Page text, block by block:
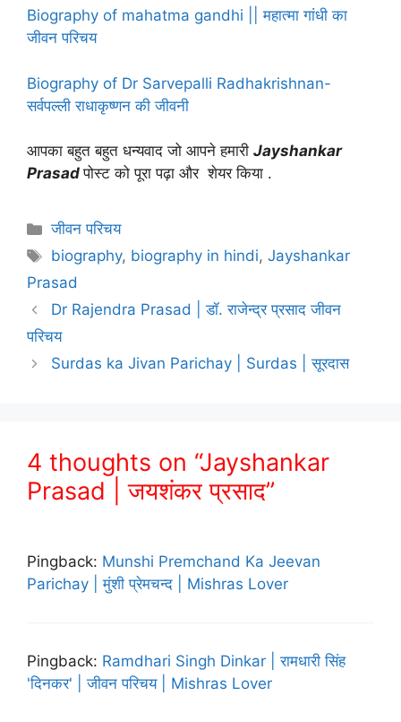
Biography of mahatma gandhi || महात्मा गांधी का
जीवन परिचय
Biography of Dr Sarvepalli Radhakrishnan-
सर्वपल्ली राधाकृष्णन की जीवनी
आपका बहुत बहुत धन्यवाद जो आपने हमारी Jayshankar
Prasad पोस्ट को पूरा पढ़ा और शेयर किया .
Categories
जीवन परिचय
Tags
biography, biography in hindi,Jayshankar
Prasad
Dr Rajendra Prasad | डॉ. राजेन्द्र प्रसाद जीवन
परिचय
Surdas ka Jivan Parichay | Surdas | सूरदास
4 thoughts on “Jayshankar
Prasad | जयशंकर प्रसाद”
Pingback: Munshi Premchand Ka Jeevan
Parichay | मुंशी प्रेमचन्द | Mishras Lover
Pingback: Ramdhari Singh Dinkar | रामधारी सिंह
'दिनकर' | जीवन परिचय | Mishras Lover